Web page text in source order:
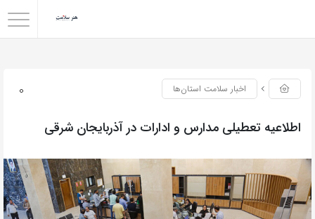
0 اخبار سلامت استان‌ها
اطلاعیه تعطیلی مدارس و ادارات در آذربایجان شرقی